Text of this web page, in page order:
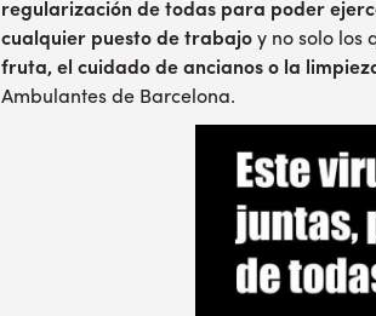
regularización de todas para poder
cualquier puesto de trabajoy no solo los
fruta, el cuidado de ancianos o la
Ambulantes de Barcelona.